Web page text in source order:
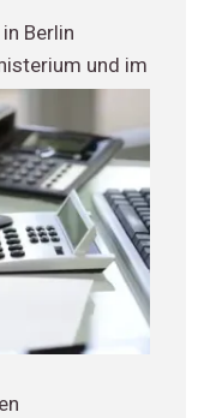
Berlin
und im